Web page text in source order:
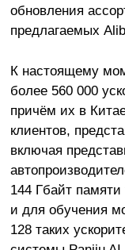
обновления
предлагаемых
К настоящему
более 560 000
причём их в
клиентов,
включая
144 Гбайт памяти
и для обучения
128 таких